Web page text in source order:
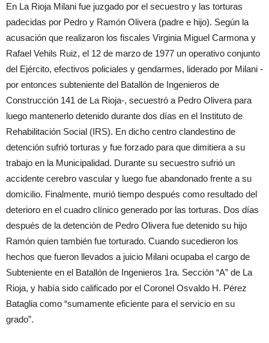
En La Rioja Milani fue juzgado por el secuestro y las torturas
padecidas por Pedro y Ramón Olivera (padre e hijo). Según la
acusación que realizaron los fiscales Virginia Miguel Carmona y
Rafael Vehils Ruiz, el 12 de marzo de 1977 un operativo conjunto
del Ejército, efectivos policiales y gendarmes, liderado por Milani -
por entonces subteniente del Batallón de Ingenieros de
Construcción 141 de La Rioja-, secuestró a Pedro Olivera para
luego mantenerlo detenido durante dos días en el Instituto de
Rehabilitación Social (IRS). En dicho centro clandestino de
detención sufrió torturas y fue forzado para que dimitiera a su
trabajo en la Municipalidad. Durante su secuestro sufrió un
accidente cerebro vascular y luego fue abandonado frente a su
domicilio. Finalmente, murió tiempo después como resultado del
deterioro en el cuadro clínico generado por las torturas. Dos días
después de la detención de Pedro Olivera fue detenido su hijo
Ramón quien también fue torturado. Cuando sucedieron los
hechos que fueron llevados a juicio Milani ocupaba el cargo de
Subteniente en el Batallón de Ingenieros 1ra. Sección “A” de La
Rioja, y había sido calificado por el Coronel Osvaldo H. Pérez
Bataglia como “sumamente eficiente para el servicio en su
grado”.